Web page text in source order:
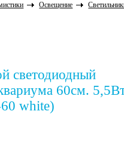
Освещение
светодиодный
60см.
white)